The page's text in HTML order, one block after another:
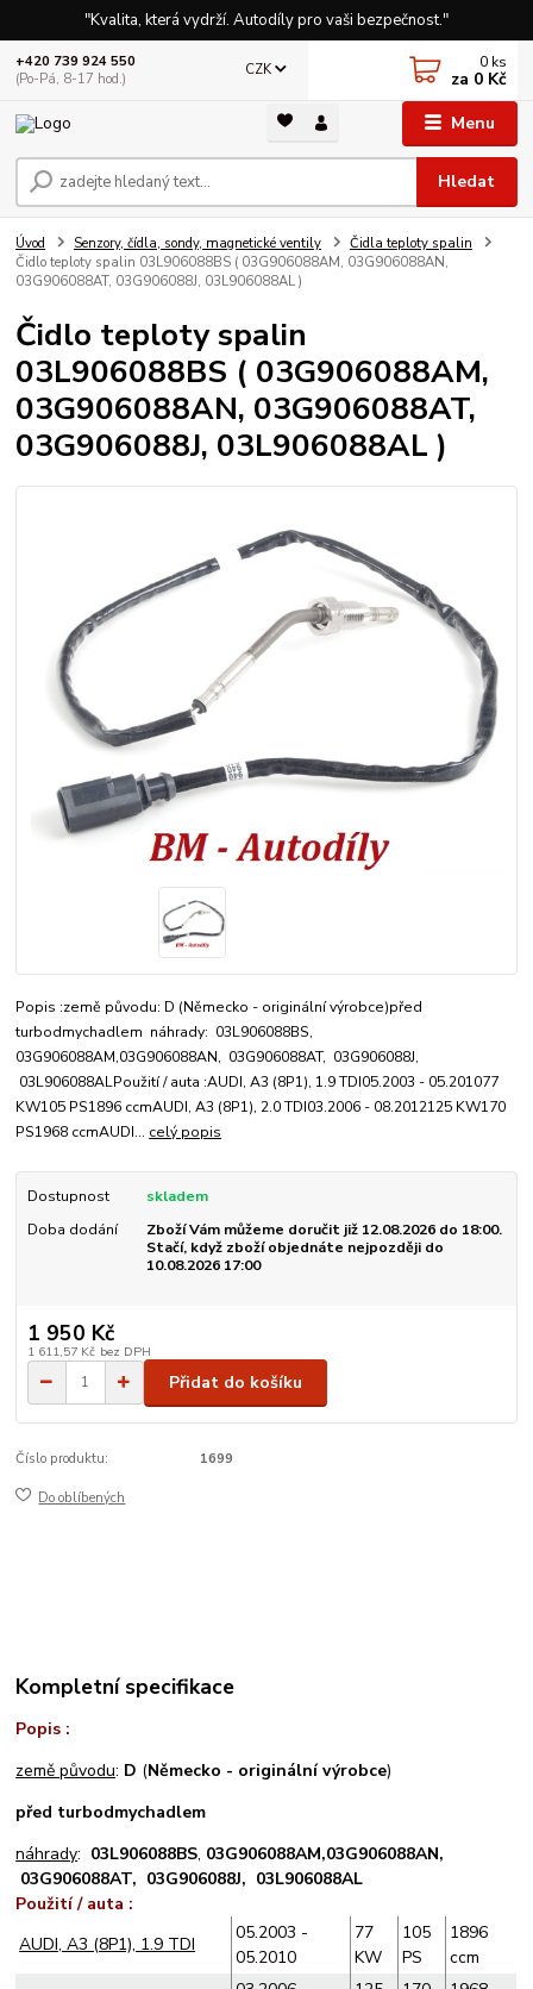
"Kvalita, která vydrží. Autodíly pro vaši bezpečnost."
Menu
CZK
Hledat
+420 739 924 550
(Po-Pá, 8-17 hod.)
0 ks
za 0 Kč
Úvod Senzory, čídla, sondy, magnetické ventily
Čidla teploty spalin
Čidlo teploty spalin 03L906088BS ( 03G906088AM, 03G906088AN,
03G906088AT, 03G906088J, 03L906088AL )
Čidlo teploty spalin
03L906088BS ( 03G906088AM,
03G906088AN, 03G906088AT,
03G906088J, 03L906088AL )
Popis :země původu: D (Německo - originální výrobce)před
turbodmychadlem náhrady: 03L906088BS,
03G906088AM,03G906088AN, 03G906088AT, 03G906088J,
03L906088ALPoužití / auta :AUDI, A3 (8P1), 1.9 TDI05.2003 - 05.201077
KW105 PS1896 ccmAUDI, A3 (8P1), 2.0 TDI03.2006 - 08.2012125 KW170
PS1968 ccmAUDI... celý popis
Dostupnost
skladem
Doba dodání
Zboží Vám můžeme doručit již 12.08.2026 do 18:00.
Stačí, když zboží objednáte nejpozději do
10.08.2026 17:00
1 950 Kč
1 611,57 Kč bez DPH
Přidat do košíku
Číslo produktu: 1699
Do oblíbených
Kompletní specifikace
Popis :
země původu: D (Německo - originální výrobce)
před turbodmychadlem
náhrady: 03L906088BS, 03G906088AM,03G906088AN,
03G906088AT, 03G906088J, 03L906088AL
Použití / auta :
AUDI, A3 (8P1), 1.9 TDI
05.2003 -
05.2010
77
KW
105
PS
1896
ccm